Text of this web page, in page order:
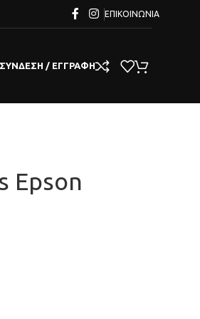
ΕΠΙΚΟΙΝΩΝΊΑ
ΣΎΝΔΕΣΗ / ΕΓΓΡΑΦΉ
Epson